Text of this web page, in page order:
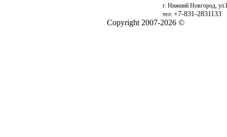
г. Нижний Новгород,
тел: +7-831-2831133
Copyright 2007-2026 ©